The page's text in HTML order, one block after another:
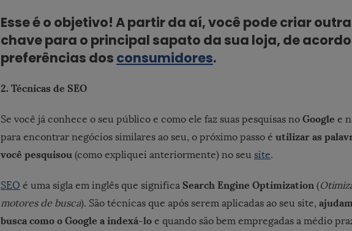
Esse é o objetivo! A partir da aí, você pode criar
chave para o principal sapato da sua loja, de
preferências dos consumidores.
2. Técnicas de SEO
Se você já conhece o seu público e como ele faz suas pesquisas no Google e
para encontrar negócios similares ao seu, o próximo passo é utilizar as
você pesquisou (como expliquei anteriormente) no seu site.
SEO é uma sigla em inglês que significa Search Engine Optimization (
motores de busca). São técnicas que após serem aplicadas ao seu site,
busca como o Google a indexá-lo e quando são bem empregadas a médio